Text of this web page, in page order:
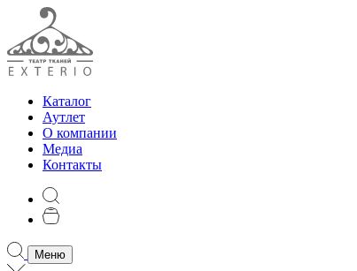
Каталог
Аутлет
О компании
Медиа
Контакты
Меню